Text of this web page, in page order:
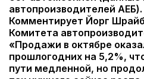
автопроизводителей АЕБ).
Комментирует Йорг
Комитета
«Продажи в октябре
прошлогодних на 5,2%,
пути медленной, но